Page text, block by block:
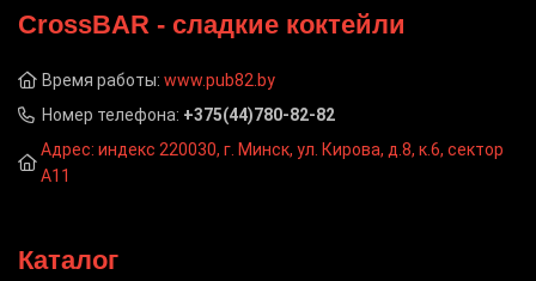
CrossBAR - сладкие коктейли
Время работы: www.pub82.by
Номер телефона: +375(44)780-82-82
Адрес: индекс 220030, г. Минск, ул. Кирова, д.8, к.6, сектор
А11
Каталог